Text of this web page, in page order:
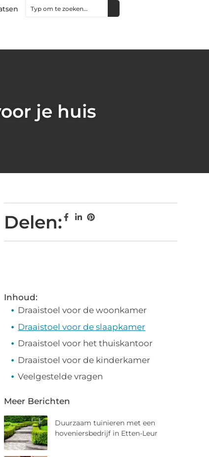
je huis
Delen:
Inhoud:
Draaistoel voor de woonkamer
Draaistoel voor de slaapkamer
Draaistoel voor het thuiskantoor
Draaistoel voor de kinderkamer
Veelgestelde vragen
Meer Berichten
Duurzaam tuinieren met een
hoveniersbedrijf in Etten-Leur